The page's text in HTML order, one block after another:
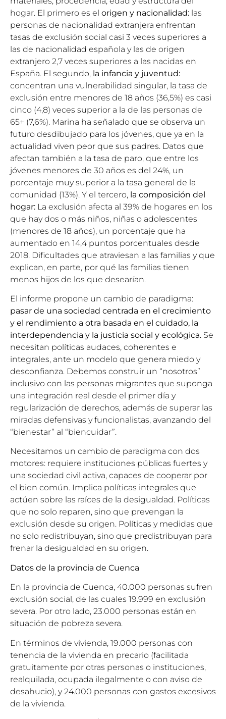
hogar. El primero es el origen y nacionalidad: las
personas de nacionalidad extranjera enfrentan
tasas de exclusión social casi 3 veces superiores a
las de nacionalidad española y las de origen
extranjero 2,7 veces superiores a las nacidas en
España. El segundo, la infancia y juventud:
concentran una vulnerabilidad singular, la tasa de
exclusión entre menores de 18 años (36,5%) es casi
cinco (4,8) veces superior a la de las personas de
65+ (7,6%). Marina ha señalado que se observa un
futuro desdibujado para los jóvenes, que ya en la
actualidad viven peor que sus padres. Datos que
afectan también a la tasa de paro, que entre los
jóvenes menores de 30 años es del 24%, un
porcentaje muy superior a la tasa general de la
comunidad (13%). Y el tercero, la composición del
hogar: La exclusión afecta al 39% de hogares en los
que hay dos o más niños, niñas o adolescentes
(menores de 18 años), un porcentaje que ha
aumentado en 14,4 puntos porcentuales desde
2018. Dificultades que atraviesan a las familias y que
explican, en parte, por qué las familias tienen
menos hijos de los que desearían.
El informe propone un cambio de paradigma:
pasar de una sociedad centrada en el crecimiento
y el rendimiento a otra basada en el cuidado, la
interdependencia y la justicia social y ecológica. Se
necesitan políticas audaces, coherentes e
integrales, ante un modelo que genera miedo y
desconfianza. Debemos construir un “nosotros”
inclusivo con las personas migrantes que suponga
una integración real desde el primer día y
regularización de derechos, además de superar las
miradas defensivas y funcionalistas, avanzando del
“bienestar” al “biencuidar”.
Necesitamos un cambio de paradigma con dos
motores: requiere instituciones públicas fuertes y
una sociedad civil activa, capaces de cooperar por
el bien común. Implica políticas integrales que
actúen sobre las raíces de la desigualdad. Políticas
que no solo reparen, sino que prevengan la
exclusión desde su origen. Políticas y medidas que
no solo redistribuyan, sino que predistribuyan para
frenar la desigualdad en su origen.
Datos de la provincia de Cuenca
En la provincia de Cuenca, 40.000 personas sufren
exclusión social, de las cuales 19.999 en exclusión
severa. Por otro lado, 23.000 personas están en
situación de pobreza severa.
En términos de vivienda, 19.000 personas con
tenencia de la vivienda en precario (facilitada
gratuitamente por otras personas o instituciones,
realquilada, ocupada ilegalmente o con aviso de
desahucio), y 24.000 personas con gastos excesivos
de la vivienda.